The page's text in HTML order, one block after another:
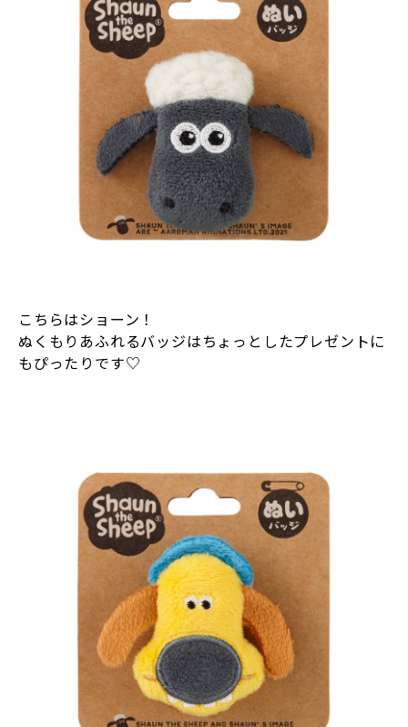
こちらはショーン！
ぬくもりあふれるバッジはちょっとしたプレゼントに
もぴったりです♡